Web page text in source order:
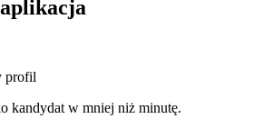
profil
kandydat w mniej niż minutę.